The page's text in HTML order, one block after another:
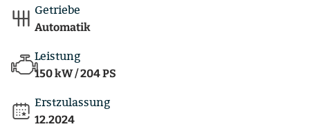
Getriebe
Automatik
Leistung
150 kW / 204 PS
Erstzulassung
12.2024